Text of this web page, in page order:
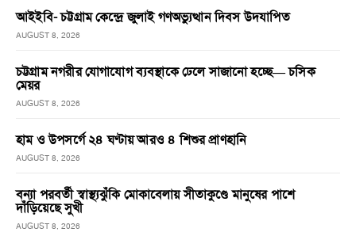
আইইবি- চট্টগ্রাম কেন্দ্রে জুলাই গণঅভ্যুত্থান দিবস উদযাপিত
AUGUST 8, 2026
চট্টগ্রাম নগরীর যোগাযোগ ব্যবস্থাকে ঢেলে সাজানো হচ্ছে— চসিক
মেয়র
AUGUST 8, 2026
হাম ও উপসর্গে ২৪ ঘণ্টায় আরও ৪ শিশুর প্রাণহানি
AUGUST 8, 2026
বন্যা পরবর্তী স্বাস্থ্যঝুঁকি মোকাবেলায় সীতাকুণ্ডে মানুষের পাশে
দাঁড়িয়েছে সুখী
AUGUST 8, 2026